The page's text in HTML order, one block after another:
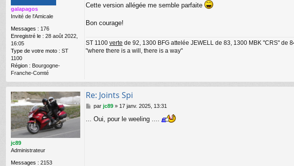
galapagos
Invité de l'Amicale
Messages : 176
Enregistré le : 28 août 2022,
16:05
Type de votre moto : ST
1100
Région : Bourgogne-
Franche-Comté
a
Cette version allégée me semble parfaite
Bon courage!
ST 1100 verte de 92, 1300 BFG attelée JEWELL de 83, 1300 MBK "CRS" de
"where there is a will, there is a way"
jc89
Administrateur
Messages : 2153
Re: Joints Spi
M
s
par jc89» 17 janv. 2025, 13:31
... Oui, pour le weeling ....